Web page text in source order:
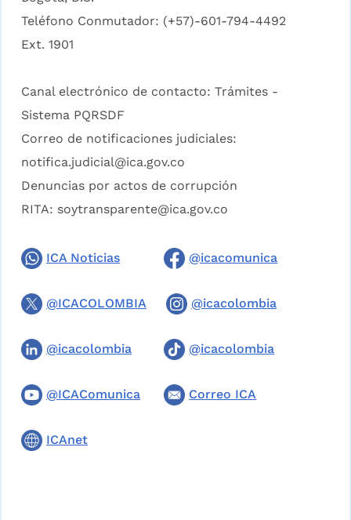
Teléfono Conmutador: (+57)-601-794-4492
Ext. 1901
Canal electrónico de contacto: Trámites -
Sistema PQRSDF
Correo de notificaciones judiciales:
notifica.judicial@ica.gov.co
Denuncias por actos de corrupción
RITA: soytransparente@ica.gov.co
ICA Noticias @icacomunica
@ICACOLOMBIA @icacolombia
@icacolombia @icacolombia
@ICAComunica Correo ICA
ICAnet